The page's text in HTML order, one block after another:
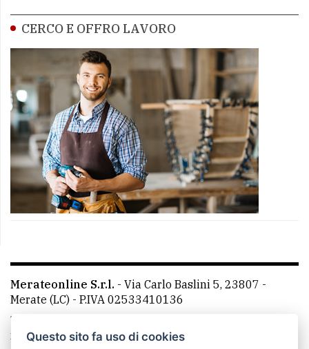
CERCO E OFFRO LAVORO
Merateonline S.r.l. - Via Carlo Baslini 5, 23807 -
Merate (LC) - P.IVA 02533410136
Telefono:
mail: redazione@merateonline.it
Questo sito fa uso di cookies